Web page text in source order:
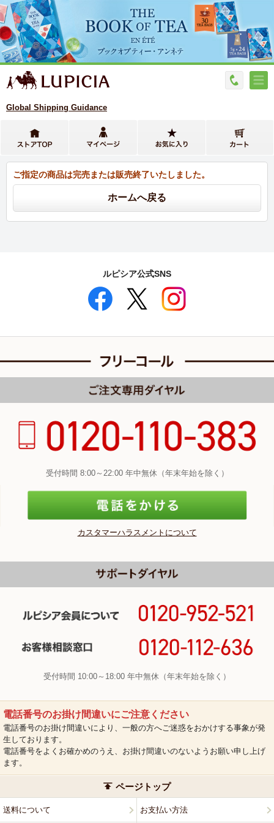
Global Shipping Guidance
ご指定の商品は完売または販売終了いたしました。
ルピシア公式SNS
受付時間 8:00～22:00 年中無休（年末年始を除く）
カスタマーハラスメントについて
受付時間 10:00～18:00 年中無休（年末年始を除く）
電話番号のお掛け間違いにご注意ください
電話番号のお掛け間違いにより、一般の方へご迷惑をおかけする事象が発
生しております。
電話番号をよくお確かめのうえ、お掛け間違いのないようお願い申し上げ
ます。
ページトップ
送料について お支払い方法